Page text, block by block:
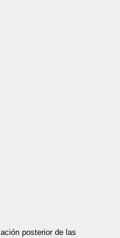
posterior de las